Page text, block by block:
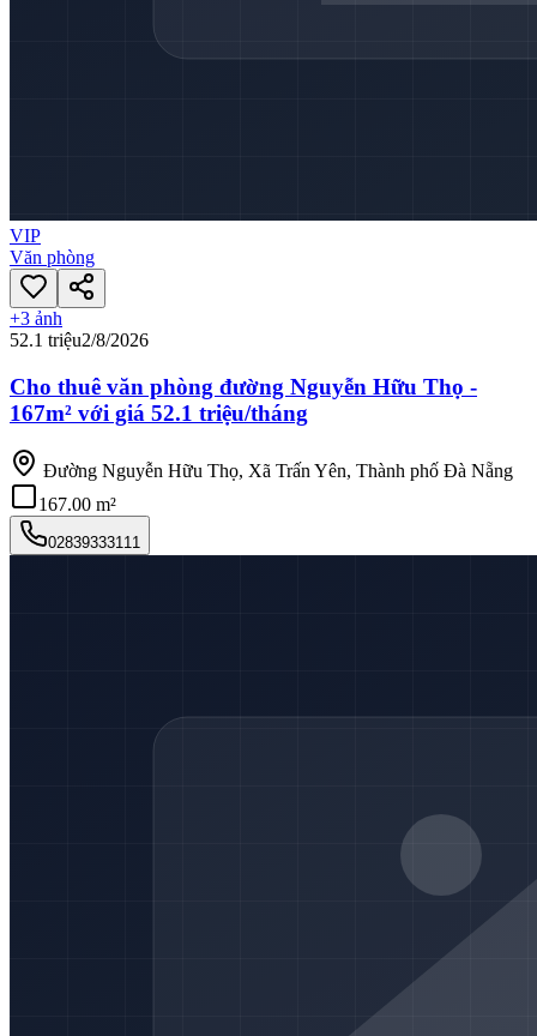
VIP
Văn phòng
+3 ảnh
52.1 triệu2/8/2026
Cho thuê văn phòng đường Nguyễn Hữu Thọ -
167m² với giá 52.1 triệu/tháng
Đường Nguyễn Hữu Thọ, Xã Trấn Yên, Thành phố Đà Nẵng
167.00 m²
02839333111